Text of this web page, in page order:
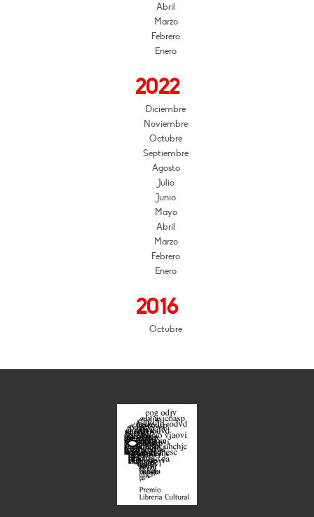
Abril
Marzo
Febrero
Enero
2022
Diciembre
Noviembre
Octubre
Septiembre
Agosto
Julio
Junio
Mayo
Abril
Marzo
Febrero
Enero
2016
Octubre